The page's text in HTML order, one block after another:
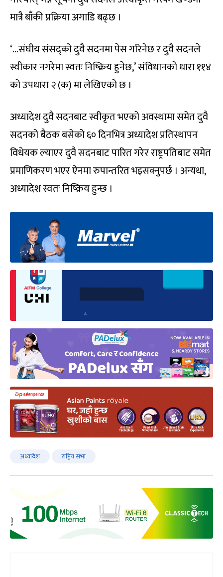
मात्रै बाँकी प्रक्रिया अगाडि बढ्छ ।
‘…संघीय संसद्को दुवै सदनमा पेस गरिनेछ र दुवै सदनले
स्वीकार नगरेमा स्वतः निष्क्रिय हुनेछ,’ संविधानको धारा ११४
को उपधारा २ (क) मा लेखिएको छ ।
अध्यादेश दुवै सदनबाट स्वीकृत भएको अवस्थामा समेत दुवै
सदनको बैठक बसेको ६० दिनभित्र अध्यादेश प्रतिस्थापन
विधेयक ल्याएर दुवै सदनबाट पारित गरेर राष्ट्रपतिबाट समेत
प्रमाणिकरण भएर ऐनमा रुपान्तरित भइसक्नुपर्छ । अन्यथा,
अध्यादेश स्वतः निष्क्रिय हुन्छ ।
अध्यादेश राष्ट्रिय सभा